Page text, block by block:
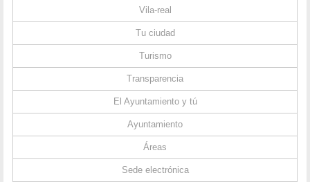
Vila-real
Tu ciudad
Turismo
Transparencia
El Ayuntamiento y tú
Ayuntamiento
Áreas
Sede electrónica